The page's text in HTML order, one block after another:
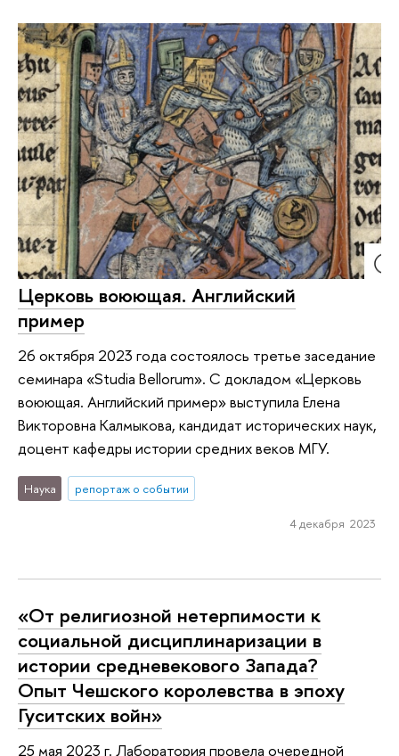
Церковь воюющая. Английский
пример
26 октября 2023 года состоялось третье заседание
семинара «Studia Bellorum». С докладом «Церковь
воюющая. Английский пример» выступила Елена
Викторовна Калмыкова, кандидат исторических наук,
доцент кафедры истории средних веков МГУ.
Наука репортаж о событии
4 декабря 2023
«От религиозной нетерпимости к
социальной дисциплинаризации в
истории средневекового Запада?
Опыт Чешского королевства в эпоху
Гуситских войн»
25 мая 2023 г. Лаборатория провела очередной